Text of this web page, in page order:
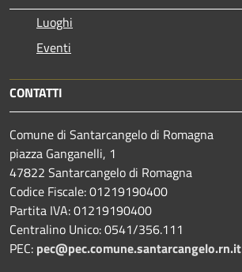
Luoghi
Eventi
CONTATTI
Comune di Santarcangelo di Romagna
piazza Ganganelli, 1
47822 Santarcangelo di Romagna
Codice Fiscale: 01219190400
Partita IVA: 01219190400
Centralino Unico: 0541/356.111
PEC: pec@pec.comune.santarcangelo.rn.it